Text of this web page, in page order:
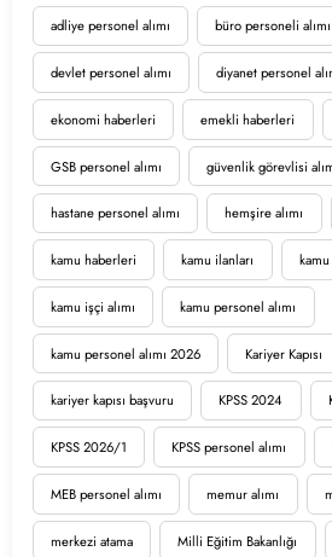
adliye personel alımı büro personeli alımı
devlet personel alımı diyanet personel
ekonomi haberleri emekli haberleri
GSB personel alımı güvenlik görevlisi
hastane personel alımı hemşire alımı
kamu haberleri kamu ilanları
kamu işçi alımı kamu personel alımı
kamu personel alımı 2026 Kariyer Kapısı
kariyer kapısı başvuru KPSS 2024
KPSS 2026/1 KPSS personel alımı
MEB personel alımı memur alımı
merkezi atama Milli Eğitim Bakanlığı